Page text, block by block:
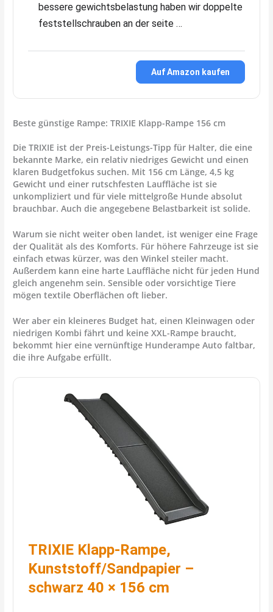
bessere gewichtsbelastung haben wir doppelte
feststellschrauben an der seite …
Auf Amazon kaufen
Beste günstige Rampe: TRIXIE Klapp-Rampe 156 cm
Die TRIXIE ist der Preis-Leistungs-Tipp für Halter, die eine
bekannte Marke, ein relativ niedriges Gewicht und einen
klaren Budgetfokus suchen. Mit 156 cm Länge, 4,5 kg
Gewicht und einer rutschfesten Lauffläche ist sie
unkompliziert und für viele mittelgroße Hunde absolut
brauchbar. Auch die angegebene Belastbarkeit ist solide.
Warum sie nicht weiter oben landet, ist weniger eine Frage
der Qualität als des Komforts. Für höhere Fahrzeuge ist sie
einfach etwas kürzer, was den Winkel steiler macht.
Außerdem kann eine harte Lauffläche nicht für jeden Hund
gleich angenehm sein. Sensible oder vorsichtige Tiere
mögen textile Oberflächen oft lieber.
Wer aber ein kleineres Budget hat, einen Kleinwagen oder
niedrigen Kombi fährt und keine XXL-Rampe braucht,
bekommt hier eine vernünftige Hunderampe Auto faltbar,
die ihre Aufgabe erfüllt.
TRIXIE Klapp-Rampe,
Kunststoff/Sandpapier –
schwarz 40 × 156 cm